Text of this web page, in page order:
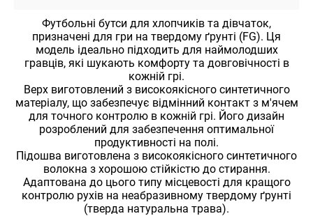
Футбольні бутси для хлопчиків та дівчаток,
призначені для гри на твердому ґрунті (FG). Ця
модель ідеально підходить для наймолодших
гравців, які шукають комфорту та довговічності в
кожній грі.
Верх виготовлений з високоякісного синтетичного
матеріалу, що забезпечує відмінний контакт з м'ячем
для точного контролю в кожній грі. Його дизайн
розроблений для забезпечення оптимальної
продуктивності на полі.
Підошва виготовлена ​​з високоякісного синтетичного
волокна з хорошою стійкістю до стирання.
Адаптована до цього типу місцевості для кращого
контролю рухів на неабразивному твердому ґрунті
(тверда натуральна трава).